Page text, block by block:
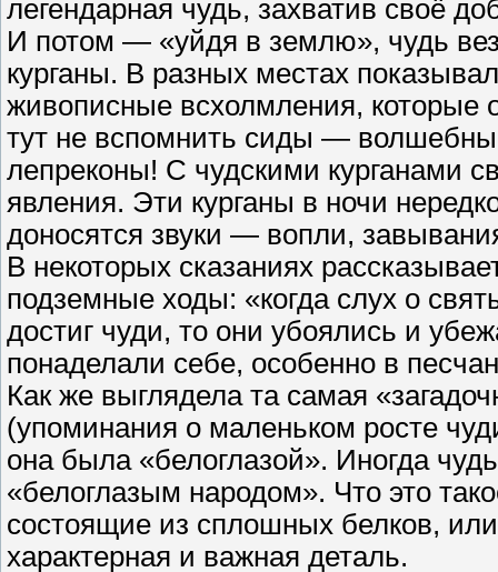
легендарная чудь, захватив своё
И потом — «уйдя в землю», чудь
курганы. В разных местах
живописные всхолмления, которые
тут не вспомнить сиды —
лепреконы! С чудскими курганами
явления. Эти курганы в ночи
доносятся звуки — вопли,
В некоторых сказаниях
подземные ходы: «когда слух о
достиг чуди, то они убоялись и
понаделали себе, особенно в
Как же выглядела та самая
(упоминания о маленьком росте
она была «белоглазой». Иногда
«белоглазым народом». Что это
состоящие из сплошных белков,
характерная и важная деталь.